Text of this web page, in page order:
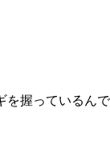
を握っているんで